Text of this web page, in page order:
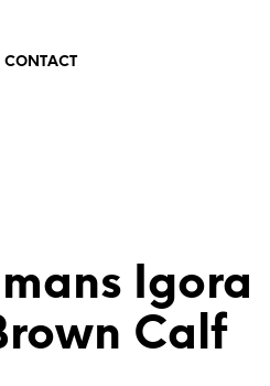
CONTACT
Igora
Calf